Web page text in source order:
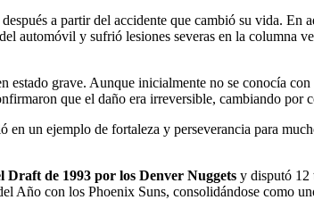
a partir del accidente que cambió su vida. En
automóvil y sufrió lesiones severas en la columna
estado grave. Aunque inicialmente no se conocía
que el daño era irreversible, cambiando
un ejemplo de fortaleza y perseverancia para
Draft de 1993 por los Denver Nuggets y disputó 12
con los Phoenix Suns, consolidándose como